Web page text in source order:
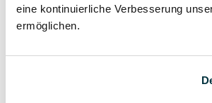
eine kontinuierliche Verbesserung
ermöglichen.
17 August 2022
Was dürfen Katzen nicht essen?
Katzen